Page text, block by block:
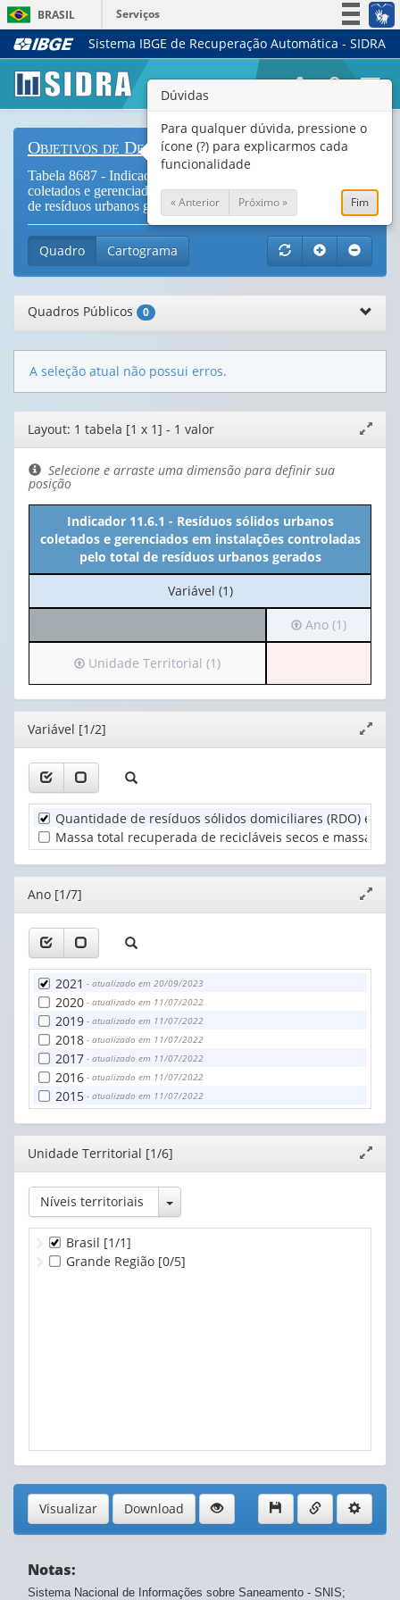
BRASIL
Serviços
Simplifique!
Legislação
Canais
Sistema IBGE de Recuperação Automática - SIDRA
Objetivos de Desenvolvimento Sustentável
Tabela 8687 - Indicador 11.6.1 - Resíduos sólidos urbanos
coletados e gerenciados em instalações controladas pelo total
de resíduos urbanos gerados (Vide Notas)
Quadro Cartograma
Quadros Públicos 0
A seleção atual não possui erros.
Editor
de
layout
janela
Layout: 1 tabela [1 x 1] - 1 valor
Selecione e arraste uma dimensão para definir sua
posição
Indicador 11.6.1 - Resíduos sólidos urbanos
coletados e gerenciados em instalações controladas
pelo total de resíduos urbanos gerados
No
cabeçalho:
(1)
Variável (1)
Irá
para
(possui
apenas
valor):
(1)
Ano (1)
Irá
para
o
cabeçalho
(possui
apenas
1
valor):
Unidade
Territorial
Unidade Territorial (1)
Editor
janela
Variável [1/2]
Quantidade de resíduos sólidos domiciliares (RDO) e
Massa total recuperada de recicláveis secos e massa
Editor
janela
Ano [1/7]
2021 - atualizado em 20/09/2023
2020 - atualizado em 11/07/2022
2019 - atualizado em 11/07/2022
2018 - atualizado em 11/07/2022
2017 - atualizado em 11/07/2022
2016 - atualizado em 11/07/2022
2015 - atualizado em 11/07/2022
Editor
janela
Unidade Territorial [1/6]
Níveis territoriais Toggle Dropdown
Brasil [1/1]
Grande Região [0/5]
Visualizar Download
Notas:
Sistema Nacional de Informações sobre Saneamento - SNIS;
Dúvidas
Para qualquer dúvida, pressione o
ícone (?) para explicarmos cada
funcionalidade
« Anterior Próximo » Fim